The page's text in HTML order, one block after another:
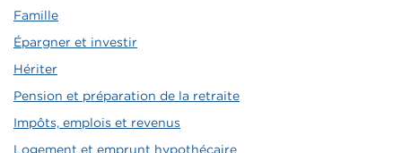
Famille
Épargner et investir
Hériter
Pension et préparation de la retraite
Impôts, emplois et revenus
Logement et emprunt hypothécaire